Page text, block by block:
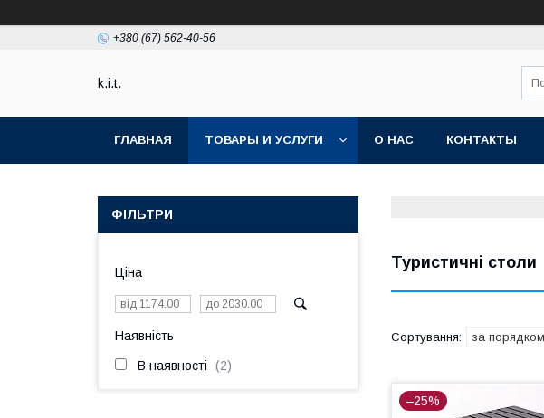
+380 (67) 562-40-56
k.i.t.
ГЛАВНАЯ ТОВАРЫ И УСЛУГИ О НАС КОНТАКТЫ
Туристичні столи
–25%
ФІЛЬТРИ
Ціна
Наявність
В наявності 2